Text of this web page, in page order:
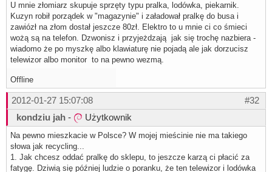
U mnie złomiarz skupuje sprzęty typu pralka, lodówka, piekarnik.
Kuzyn robił porządek w "magazynie" i załadował pralkę do busa i
zawiózł na złom dostał jeszcze 80zł. Elektro to u mnie ci co śmieci
wożą są na telefon. Dzwonisz i przyjeżdzają jak się trochę nazbiera -
wiadomo że po myszkę albo klawiaturę nie pojadą ale jak dorzucisz
telewizor albo monitor to na pewno wezmą.
Offline
#32
2012-01-27 15:07:08
kondziu jah - Użytkownik
Na pewno mieszkacie w Polsce? W mojej mieścinie nie ma takiego
słowa jak recycling...
1. Jak chcesz oddać pralkę do sklepu, to jeszcze karzą ci płacić za
fatygę. Dziwią się później ludzie o poranku, że ten telewizor i lodówka